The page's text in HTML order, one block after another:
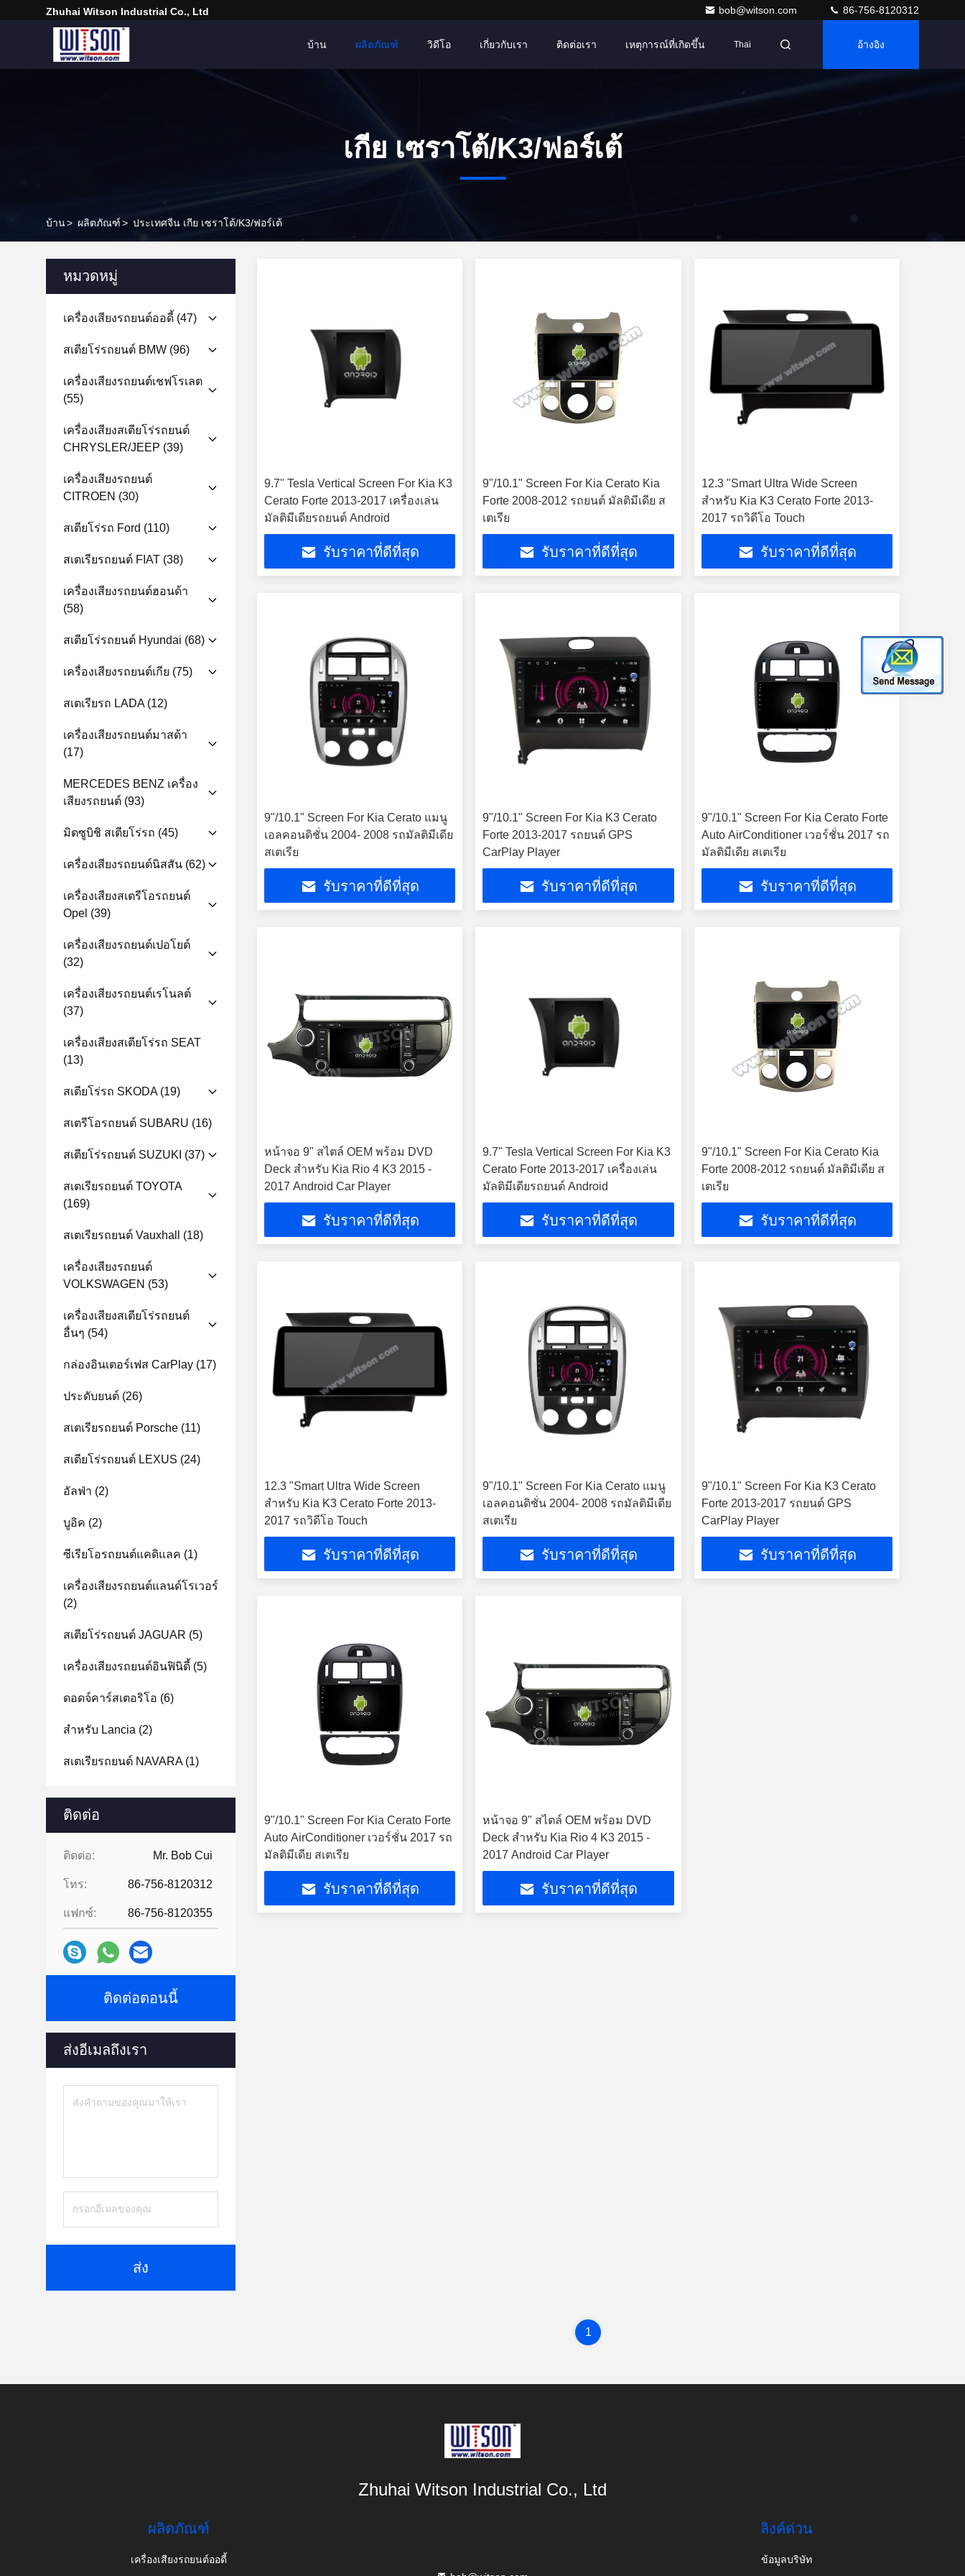
Zhuhai Witson Industrial Co., Ltd bob@witson.com 86-756-8120312
บ้าน ผลิตภัณฑ์ วิดีโอ เกี่ยวกับเรา ติดต่อเรา เหตุการณ์ที่เกิดขึ้น Thai อ้างอิง
เกีย เซราโต้/K3/ฟอร์เต้
บ้าน> ผลิตภัณฑ์> ประเทศจีน เกีย เซราโต้/K3/ฟอร์เต้
หมวดหมู่
เครื่องเสียงรถยนต์ออดี้ (47)
สเตียโร่รถยนต์ BMW (96)
เครื่องเสียงรถยนต์เชฟโรเลต
(55)
เครื่องเสียงสเตียโร่รถยนต์
CHRYSLER/JEEP (39)
เครื่องเสียงรถยนต์
CITROEN (30)
สเตียโร่รถ Ford (110)
สเตเรียรถยนต์ FIAT (38)
เครื่องเสียงรถยนต์ฮอนด้า
(58)
สเตียโร่รถยนต์ Hyundai (68)
เครื่องเสียงรถยนต์เกีย (75)
สเตเรียรถ LADA(12)
เครื่องเสียงรถยนต์มาสด้า
(17)
MERCEDES BENZ เครื่อง
เสียงรถยนต์ (93)
มิตซูบิชิ สเตียโร่รถ (45)
เครื่องเสียงรถยนต์นิสสัน (62)
เครื่องเสียงสเตรีโอรถยนต์
Opel (39)
เครื่องเสียงรถยนต์เปอโยต์
(32)
เครื่องเสียงรถยนต์เรโนลต์
(37)
เครื่องเสียงสเตียโร่รถ SEAT
(13)
สเตียโร่รถ SKODA(19)
สเตรีโอรถยนต์ SUBARU (16)
สเตียโร่รถยนต์ SUZUKI (37)
สเตเรียรถยนต์ TOYOTA
(169)
สเตเรียรถยนต์ Vauxhall (18)
เครื่องเสียงรถยนต์
VOLKSWAGEN (53)
เครื่องเสียงสเตียโร่รถยนต์
อื่นๆ (54)
กล่องอินเตอร์เฟส CarPlay (17)
ประดับยนต์ (26)
สเตเรียรถยนต์ Porsche (11)
สเตียโร่รถยนต์ LEXUS (24)
อัลฟ่า (2)
บูอิค (2)
ซีเรียโอรถยนต์แคดิแลค (1)
เครื่องเสียงรถยนต์แลนด์โรเวอร์
(2)
สเตียโร่รถยนต์ JAGUAR (5)
เครื่องเสียงรถยนต์อินฟินิตี้ (5)
ดอดจ์คาร์สเตอริโอ (6)
สําหรับ Lancia (2)
สเตเรียรถยนต์ NAVARA(1)
ติดต่อ
ติดต่อ: Mr. Bob Cui
โทร: 86-756-8120312
แฟกซ์: 86-756-8120355
ติดต่อตอนนี้
ส่งอีเมลถึงเรา
ส่ง
9.7'' Tesla Vertical Screen For Kia K3
Cerato Forte 2013-2017 เครื่องเล่น
มัลติมีเดียรถยนต์ Android
รับราคาที่ดีที่สุด
9"/10.1" Screen For Kia Cerato Kia
Forte 2008-2012 รถยนต์ มัลติมีเดีย ส
เตเรีย
รับราคาที่ดีที่สุด
12.3 "Smart Ultra Wide Screen
สำหรับ Kia K3 Cerato Forte 2013-
2017 รถวิดีโอ Touch
รับราคาที่ดีที่สุด
9"/10.1" Screen For Kia Cerato แมนู
เอลคอนดิชั่น 2004- 2008 รถมัลติมีเดีย
สเตเรีย
รับราคาที่ดีที่สุด
9"/10.1" Screen For Kia K3 Cerato
Forte 2013-2017 รถยนต์ GPS
CarPlay Player
รับราคาที่ดีที่สุด
9"/10.1" Screen For Kia Cerato Forte
Auto AirConditioner เวอร์ชั่น 2017 รถ
มัลติมีเดีย สเตเรีย
รับราคาที่ดีที่สุด
หน้าจอ 9" สไตล์ OEM พร้อม DVD
Deck สําหรับ Kia Rio 4 K3 2015 -
2017 Android Car Player
รับราคาที่ดีที่สุด
9.7'' Tesla Vertical Screen For Kia K3
Cerato Forte 2013-2017 เครื่องเล่น
มัลติมีเดียรถยนต์ Android
รับราคาที่ดีที่สุด
9"/10.1" Screen For Kia Cerato Kia
Forte 2008-2012 รถยนต์ มัลติมีเดีย ส
เตเรีย
รับราคาที่ดีที่สุด
12.3 "Smart Ultra Wide Screen
สำหรับ Kia K3 Cerato Forte 2013-
2017 รถวิดีโอ Touch
รับราคาที่ดีที่สุด
9"/10.1" Screen For Kia Cerato แมนู
เอลคอนดิชั่น 2004- 2008 รถมัลติมีเดีย
สเตเรีย
รับราคาที่ดีที่สุด
9"/10.1" Screen For Kia K3 Cerato
Forte 2013-2017 รถยนต์ GPS
CarPlay Player
รับราคาที่ดีที่สุด
9"/10.1" Screen For Kia Cerato Forte
Auto AirConditioner เวอร์ชั่น 2017 รถ
มัลติมีเดีย สเตเรีย
รับราคาที่ดีที่สุด
หน้าจอ 9" สไตล์ OEM พร้อม DVD
Deck สําหรับ Kia Rio 4 K3 2015 -
2017 Android Car Player
รับราคาที่ดีที่สุด
1
Zhuhai Witson Industrial Co., Ltd
ผลิตภัณฑ์
เครื่องเสียงรถยนต์ออดี้
ลิงค์ด่วน
ข้อมูลบริษัท